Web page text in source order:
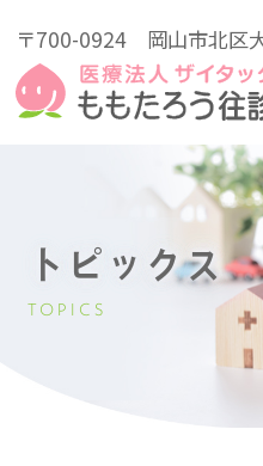
〒700-0924 岡山市北区
トピックス
TOPICS